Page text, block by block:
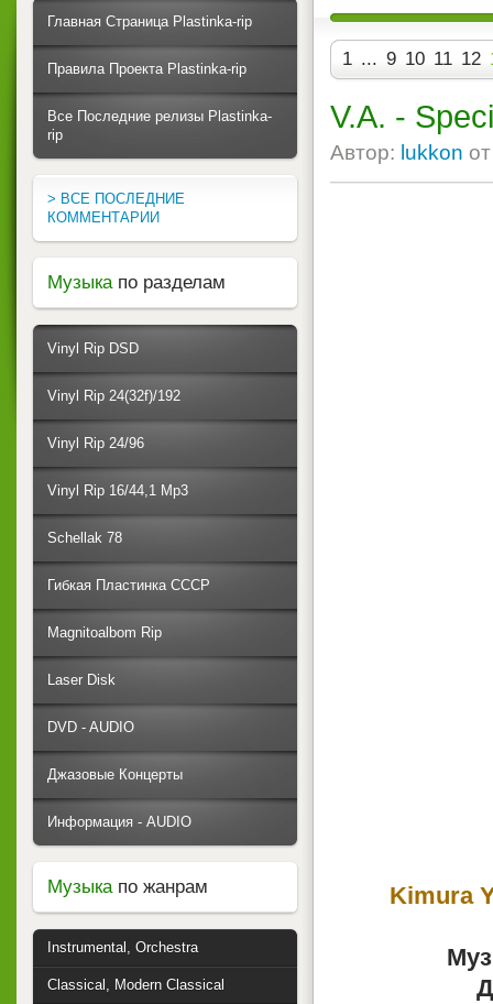
1 ... 9 10 11 12
V.A. -
Автор: lukkon
Kimura
Главная Страница Plastinka-rip
Правила Проекта Plastinka-rip
Все Последние релизы Plastinka-
rip
> ВСЕ ПОСЛЕДНИЕ
КОММЕНТАРИИ
Музыка по разделам
Vinyl Rip DSD
Vinyl Rip 24(32f)/192
Vinyl Rip 24/96
Vinyl Rip 16/44,1 Mp3
Schellak 78
Гибкая Пластинка СССР
Magnitoalbom Rip
Laser Disk
DVD - AUDIO
Джазовые Концерты
Информация - AUDIO
Музыкапо жанрам
Instrumental, Orchestra
Classical, Modern Classical